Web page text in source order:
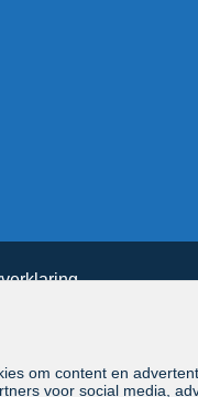
om content en
voor social media,